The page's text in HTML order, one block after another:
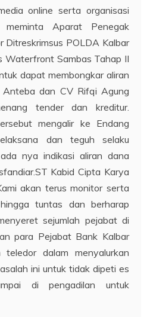
online serta organisasi
meminta Aparat Penegak
Ditreskrimsus POLDA Kalbar
Waterfront Sambas Tahap II
dapat membongkar aliran
dan CV Rifqi Agung
tender dan kreditur.
mengalir ke Endang
dan teguh selaku
nya indikasi aliran dana
Kabid Cipta Karya
akan terus monitor serta
tuntas dan berharap
sejumlah pejabat di
para Pejabat Bank Kalbar
dalam menyalurkan
ini untuk tidak dipeti es
di pengadilan untuk